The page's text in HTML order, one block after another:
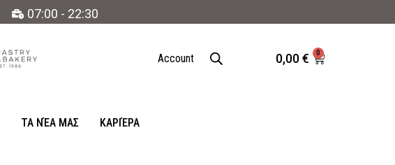
07:00 - 22:30
Account 0,00€ 0
ΤΑ ΝΈΑ ΜΑΣ ΚΑΡΙΈΡΑ